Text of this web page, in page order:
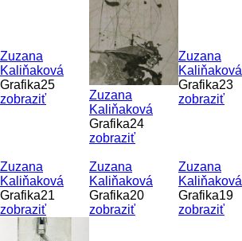
Zuzana
Kaliňaková
Grafika25
zobraziť
Zuzana
Kaliňaková
Grafika24
zobraziť
Zuzana
Kaliňaková
Grafika23
zobraziť
Zuzana
Kaliňaková
Grafika21
zobraziť
Zuzana
Kaliňaková
Grafika20
zobraziť
Zuzana
Kaliňaková
Grafika19
zobraziť